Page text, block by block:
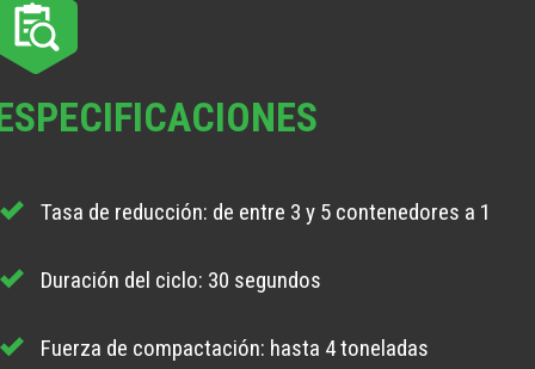
Tasa de reducción: de entre 3 y 5 contenedores a 1
Duración del ciclo: 30 segundos
Fuerza de compactación: hasta 4 toneladas